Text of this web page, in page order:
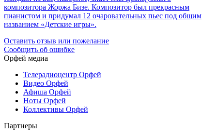
композитора Жоржа Бизе. Композитор был прекрасным
пианистом и придумал 12 очаровательных пьес под общим
названием «Детские игры».
Оставить отзыв или пожелание
Сообщить об ошибке
Орфей медиа
Телерадиоцентр Орфей
Видео Орфей
Афиша Орфей
Ноты Орфей
Коллективы Орфей
Партнеры